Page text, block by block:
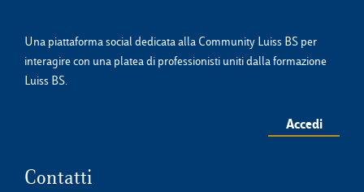
Una piattaforma social dedicata alla Community Luiss BS per
interagire con una platea di professionisti uniti dalla formazione
Luiss BS.
Accedi
Contatti